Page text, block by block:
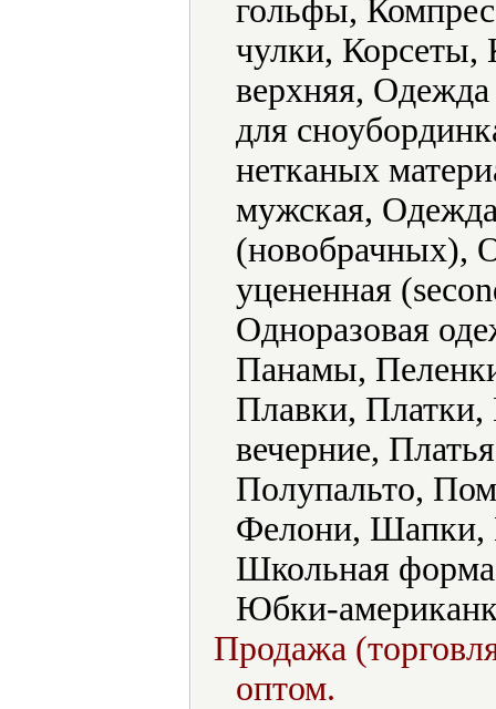
гольфы,
чулки,
верхняя,
для
нетканых
мужская,
(новобрачных),
уцененная
Одноразовая
Панамы,
Плавки, Платки,
вечерние,
Полупальто,
Фелони,
Школьная
Юбки-
Продажа
оптом.